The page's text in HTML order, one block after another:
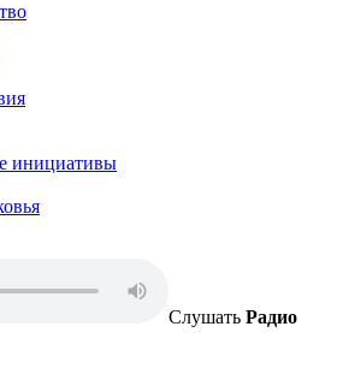
инициативы
Слушать Радио